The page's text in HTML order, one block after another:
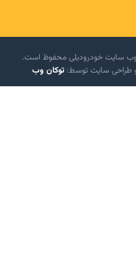
و طراحی سایت توسط: توکان وب